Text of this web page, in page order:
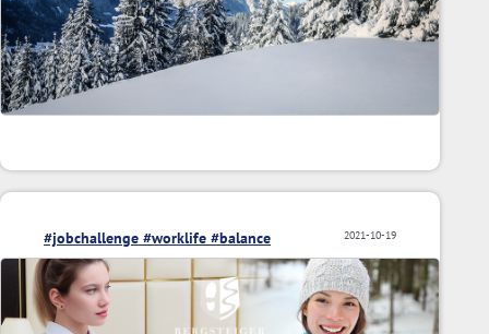
2021-10-19
#jobchallenge #worklife #balance